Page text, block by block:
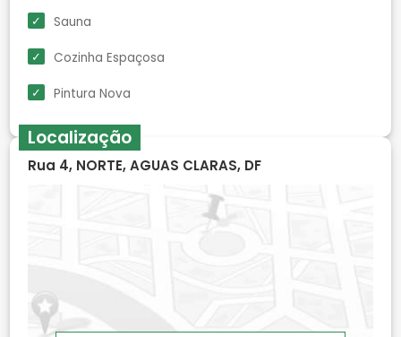
Sauna
Cozinha Espaçosa
Pintura Nova
Localização
Rua 4, NORTE, AGUAS CLARAS, DF